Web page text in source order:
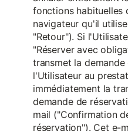
fonctions habituelles
navigateur qu'il
"Retour"). Si
"Réserver avec
transmet la
l'Utilisateur au
immédiatement la
demande de
mail ("Confirmation
réservation"). Cet e-